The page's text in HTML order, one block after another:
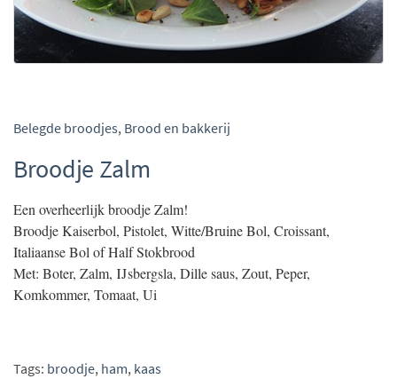
Belegde broodjes, Brood en bakkerij
Broodje Zalm
Een overheerlijk broodje Zalm!
Broodje Kaiserbol, Pistolet, Witte/Bruine Bol, Croissant,
Italiaanse Bol of Half Stokbrood
Met: Boter, Zalm, IJsbergsla, Dille saus, Zout, Peper,
Komkommer, Tomaat, Ui
Tags: broodje, ham, kaas